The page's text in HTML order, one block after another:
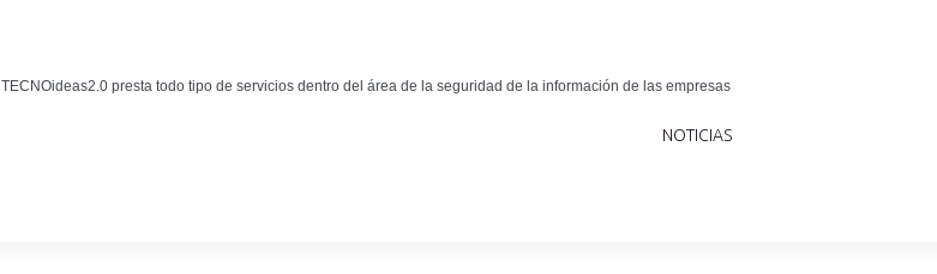
TECNOideas2.0 presta todo tipo de servicios dentro del área de la seguridad de la información de las empresas
NOTICIAS
Noticias tecnológicas.